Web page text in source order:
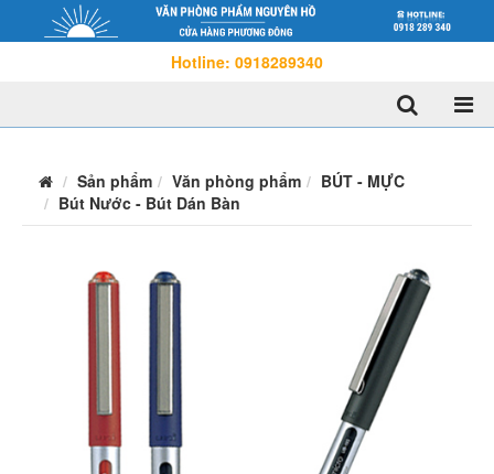
Hotline: 0918289340
Sản phẩm Văn phòng phẩm
BÚT - MỰC
Bút Nước - Bút Dán Bàn